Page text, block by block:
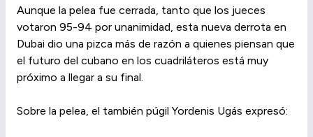
Aunque la pelea fue cerrada, tanto que los jueces
votaron 95-94 por unanimidad, esta nueva derrota en
Dubai dio una pizca más de razón a quienes piensan que
el futuro del cubano en los cuadriláteros está muy
próximo a llegar a su final.
Sobre la pelea, el también púgil Yordenis Ugás expresó: